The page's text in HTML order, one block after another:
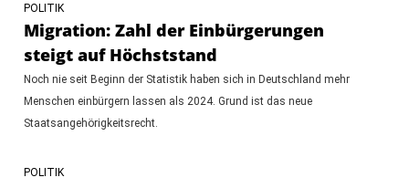
POLITIK
Migration: Zahl der Einbürgerungen
steigt auf Höchststand
Noch nie seit Beginn der Statistik haben sich in Deutschland mehr
Menschen einbürgern lassen als 2024. Grund ist das neue
Staatsangehörigkeitsrecht.
POLITIK